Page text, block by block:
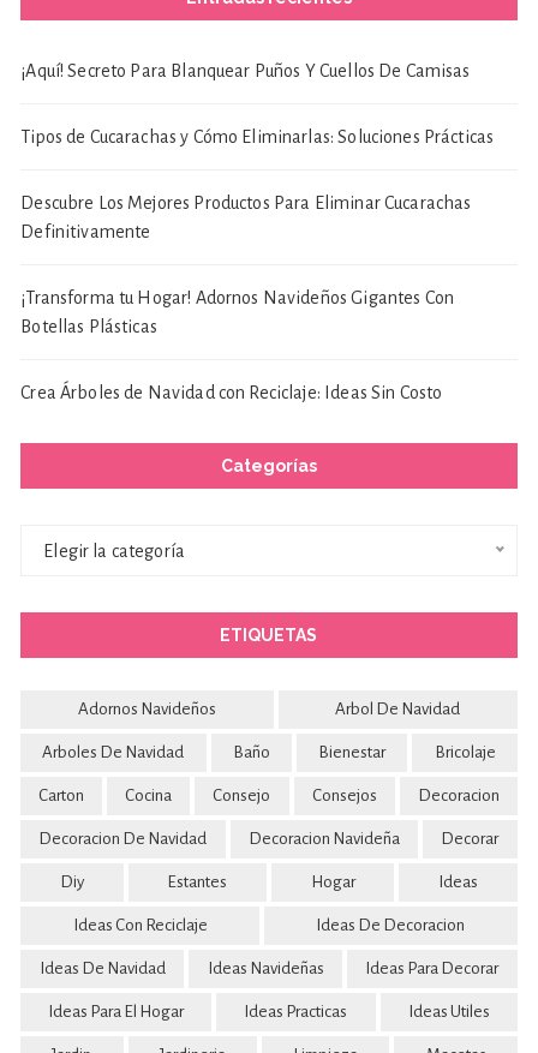
¡Aquí! Secreto Para Blanquear Puños Y Cuellos De Camisas
Tipos de Cucarachas y Cómo Eliminarlas: Soluciones Prácticas
Descubre Los Mejores Productos Para Eliminar Cucarachas
Definitivamente
¡Transforma tu Hogar! Adornos Navideños Gigantes Con
Botellas Plásticas
Crea Árboles de Navidad con Reciclaje: Ideas Sin Costo
Categorías
Elegir la categoría
ETIQUETAS
Adornos Navideños Arbol De Navidad
Arboles De Navidad Baño Bienestar Bricolaje
Carton Cocina Consejo Consejos Decoracion
Decoracion De Navidad Decoracion Navideña Decorar
Diy Estantes Hogar Ideas
Ideas Con Reciclaje Ideas De Decoracion
Ideas De Navidad Ideas Navideñas Ideas Para Decorar
Ideas Para El Hogar Ideas Practicas Ideas Utiles